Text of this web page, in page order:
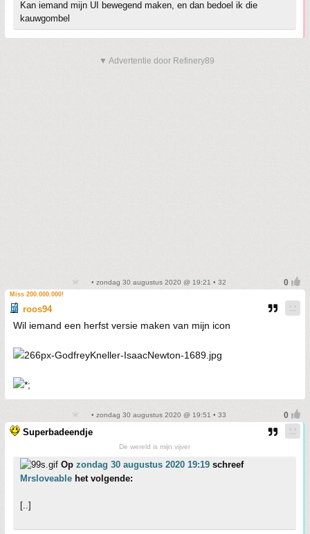
Kan iemand mijn UI bewegend maken, en dan bedoel ik die
kauwgombel
▼ Advertentie door Refinery89
• zondag 30 augustus 2020 @ 19:21 • 32
Miss 200.000.000!
roos94
Wil iemand een herfst versie maken van mijn icon
• zondag 30 augustus 2020 @ 19:51 • 33
Superbadeendje
De wereld is mijn vijver
Op zondag 30 augustus 2020 19:19 schreef
Mrsloveable het volgende:
[..]